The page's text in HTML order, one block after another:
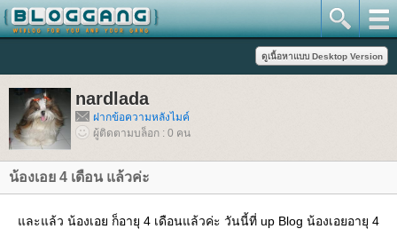
nardlada
ฝากข้อความหลังไมค์
ผู้ติดตามบล็อก : 0 คน
น้องเอย 4 เดือน แล้วค่ะ
ละแล้ว น้องเอย ก็อายุ 4 เดือนแล้วค่ะ วันนี้ที่ up Blog น้องเอยอายุ 4